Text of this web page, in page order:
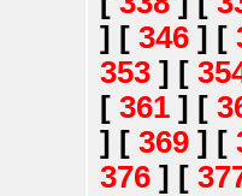
] [ 346 ] [
353 ] [
[ 361 ] [
] [ 369 ] [
376 ] [